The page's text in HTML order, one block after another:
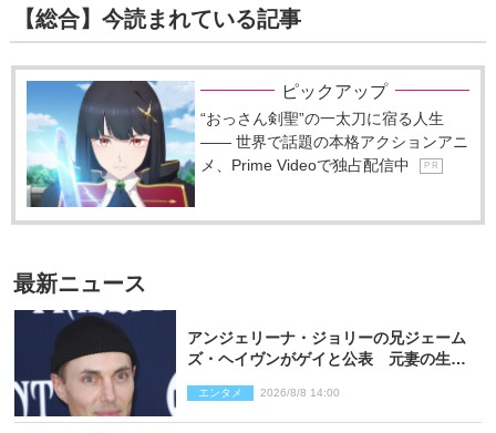
【総合】今読まれている記事
ピックアップ
“おっさん剣聖”の一太刀に宿る人生
―― 世界で話題の本格アクションアニ
メ、Prime Videoで独占配信中
P R
最新ニュース
アンジェリーナ・ジョリーの兄ジェーム
ズ・ヘイヴンがゲイと公表 元妻の生配
エンタメ 2026/8/8 14:00